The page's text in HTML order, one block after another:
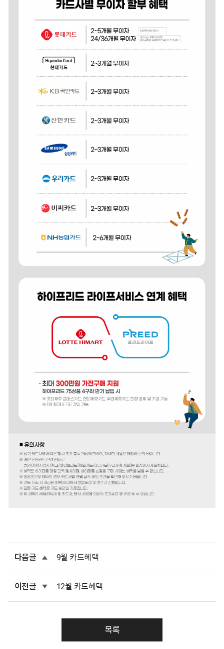
다음글 9월 카드혜택
이전글 12월 카드혜택
목록